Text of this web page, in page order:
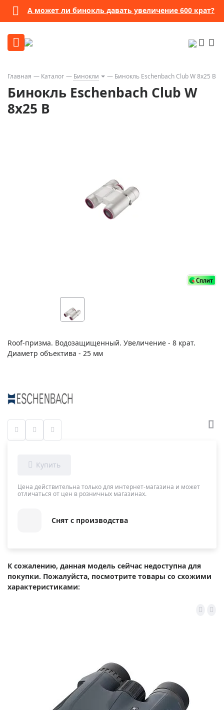
А может ли бинокль давать увеличение 600 крат?
Главная Каталог Бинокли Бинокль Eschenbach Club W 8x25 B
Бинокль Eschenbach Club W
8x25 B
Roof-призма. Водозащищенный. Увеличение - 8 крат.
Диаметр объектива - 25 мм
Цена действительна только для интернет-магазина и может
отличаться от цен в розничных магазинах.
Снят с производства
К сожалению, данная модель сейчас недоступна для
покупки. Пожалуйста, посмотрите товары со схожими
характеристиками: